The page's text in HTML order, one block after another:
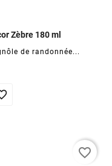
Zèbre 180 ml
de randonnée...
favorite_border